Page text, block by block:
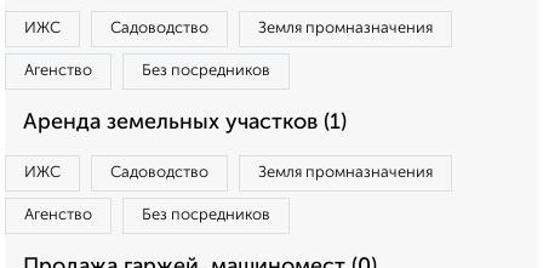
ИЖС Садоводство Земля промназначения
Агенство Без посредников
Аренда земельных участков (1)
ИЖС Садоводство Земля промназначения
Агенство Без посредников